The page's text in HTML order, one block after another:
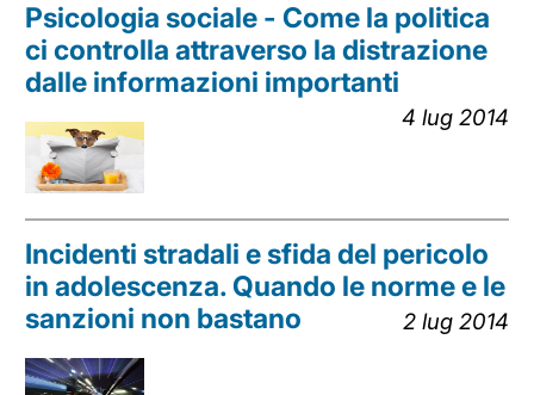
Psicologia sociale - Come la politica
ci controlla attraverso la distrazione
dalle informazioni importanti
4 lug 2014
Incidenti stradali e sfida del pericolo
in adolescenza. Quando le norme e le
sanzioni non bastano
2 lug 2014